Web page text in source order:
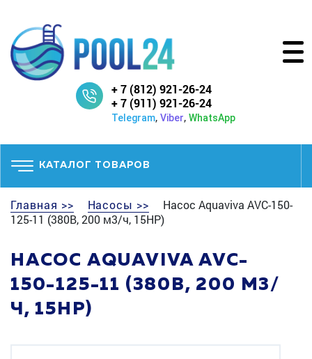
+ 7 (812) 921-26-24
+ 7 (911) 921-26-24
Telegram, Viber, WhatsApp
КАТАЛОГ ТОВАРОВ
Главная >> Насосы >>
Насос Aquaviva AVC-150-
125-11 (380В, 200 м3/ч, 15HP)
НАСОС AQUAVIVA AVC-
150-125-11 (380В, 200 М3/
Ч, 15HP)